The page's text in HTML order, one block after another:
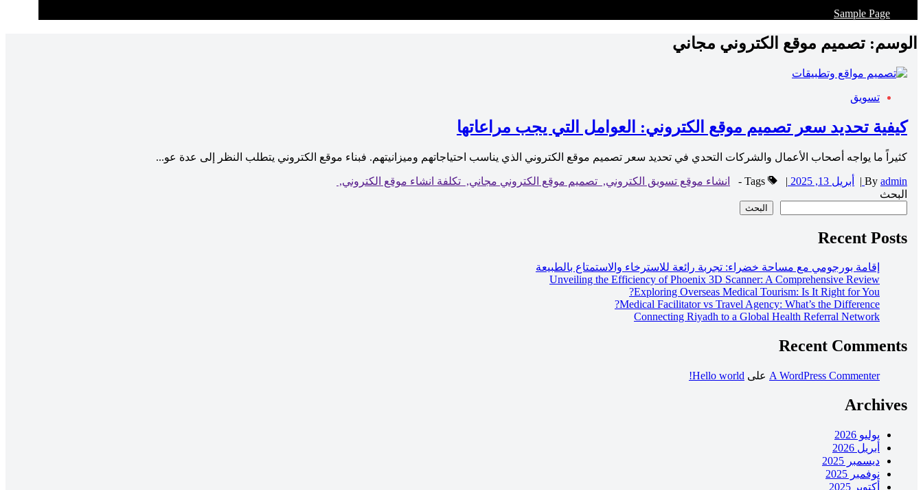
Sample Page
الوسم: تصميم موقع الكتروني مجاني
تسويق
كيفية تحديد سعر تصميم موقع الكتروني: العوامل التي يجب مراعاتها
كثيراً ما يواجه أصحاب الأعمال والشركات التحدي في تحديد سعر تصميم موقع الكتروني الذي يناسب احتياجاتهم وميزانيتهم. فبناء موقع الكتروني يتطلب النظر إلى عدة عو...
By admin
| أبريل 13, 2025 | انشاء موقع تسويق الكتروني, تصميم موقع الكتروني مجاني, تكلفة انشاء موقع الكتروني,
البحث
البحث
Recent Posts
إقامة بورجومي مع مساحة خضراء: تجربة رائعة للاسترخاء والاستمتاع بالطبيعة
Unveiling the Efficiency of Phoenix 3D Scanner: A Comprehensive Review
Exploring Overseas Medical Tourism: Is It Right for You?
Medical Facilitator vs Travel Agency: What’s the Difference?
Connecting Riyadh to a Global Health Referral Network
Recent Comments
A WordPress Commenter على Hello world!
Archives
يوليو 2026
أبريل 2026
ديسمبر 2025
نوفمبر 2025
أكتوبر 2025